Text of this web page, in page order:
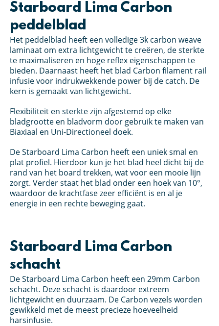
Starboard Lima Carbon
peddelblad
Het peddelblad heeft een volledige 3k carbon weave
laminaat om extra lichtgewicht te creëren, de sterkte
te maximaliseren en hoge reflex eigenschappen te
bieden. Daarnaast heeft het blad Carbon filament rail
infusie voor indrukwekkende power bij de catch. De
kern is gemaakt van lichtgewicht.
Flexibiliteit en sterkte zijn afgestemd op elke
bladgrootte en bladvorm door gebruik te maken van
Biaxiaal en Uni-Directioneel doek.
De Starboard Lima Carbon heeft een uniek smal en
plat profiel. Hierdoor kun je het blad heel dicht bij de
rand van het board trekken, wat voor een mooie lijn
zorgt. Verder staat het blad onder een hoek van 10°,
waardoor de krachtfase zeer efficiënt is en al je
energie in een rechte beweging gaat.
Starboard Lima Carbon
schacht
De Starboard Lima Carbon heeft een 29mm Carbon
schacht. Deze schacht is daardoor extreem
lichtgewicht en duurzaam. De Carbon vezels worden
gewikkeld met de meest precieze hoeveelheid
harsinfusie.